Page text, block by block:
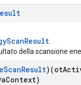
della scansione
ScanResult)(ot
Context)